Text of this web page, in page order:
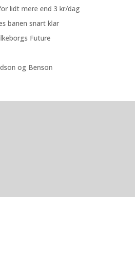
lidt mere end 3 kr/dag
banen snart klar
Future
og Benson